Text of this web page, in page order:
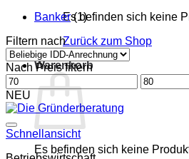
Es befinden sich keine
Zurück zum Shop
Warenkorb
Es befinden sich keine
Banker (1)
Filtern nach
Nach Preis filtern
Min.
Preis
Max.
Preis
NEU
Schnellansicht